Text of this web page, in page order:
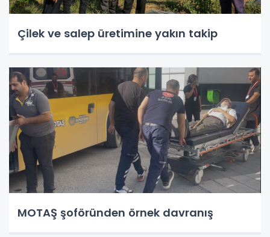
Çilek ve salep üretimine yakın takip
MOTAŞ şoföründen örnek davranış